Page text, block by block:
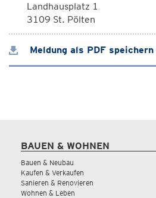
Landhausplatz 1
3109 St. Pölten
Meldung als PDF speichern
BAUEN & WOHNEN
Bauen & Neubau
Kaufen & Verkaufen
Sanieren & Renovieren
Wohnen & Leben